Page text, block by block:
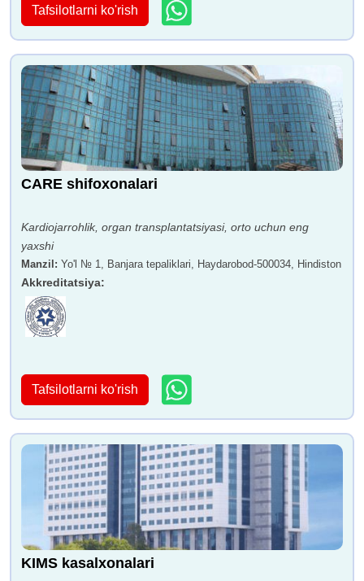
Tafsilotlarni ko'rish
CARE shifoxonalari
Kardiojarrohlik, organ transplantatsiyasi, orto uchun eng
yaxshi
Manzil : Yo'l № 1, Banjara tepaliklari, Haydarobod-500034, Hindiston
Akkreditatsiya:
Tafsilotlarni ko'rish
KIMS kasalxonalari